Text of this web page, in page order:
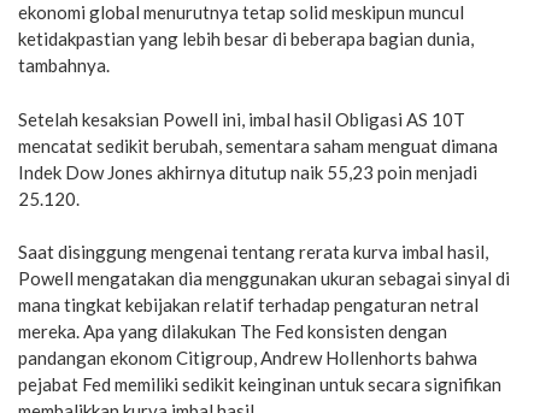
ekonomi global menurutnya tetap solid meskipun muncul
ketidakpastian yang lebih besar di beberapa bagian dunia,
tambahnya.
Setelah kesaksian Powell ini, imbal hasil Obligasi AS 10T
mencatat sedikit berubah, sementara saham menguat dimana
Indek Dow Jones akhirnya ditutup naik 55,23 poin menjadi
25.120.
Saat disinggung mengenai tentang rerata kurva imbal hasil,
Powell mengatakan dia menggunakan ukuran sebagai sinyal di
mana tingkat kebijakan relatif terhadap pengaturan netral
mereka. Apa yang dilakukan The Fed konsisten dengan
pandangan ekonom Citigroup, Andrew Hollenhorts bahwa
pejabat Fed memiliki sedikit keinginan untuk secara signifikan